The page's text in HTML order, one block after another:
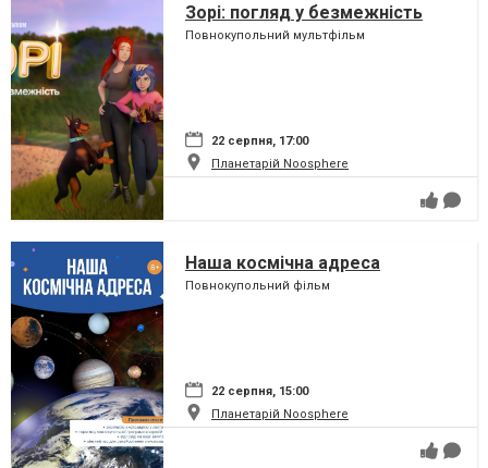
Зорі: погляд у безмежність
Повнокупольний мультфільм
22 серпня, 17:00
Планетарій Noosphere
Наша космічна адреса
Повнокупольний фільм
22 серпня, 15:00
Планетарій Noosphere